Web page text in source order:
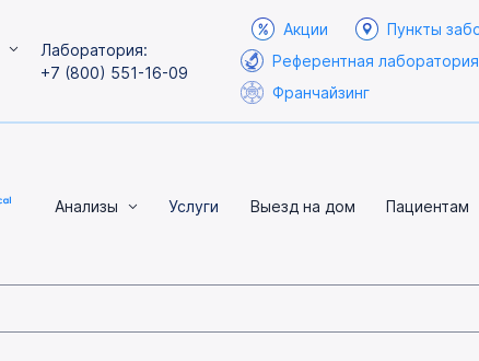
Лаборатория:
+7 (800) 551-16-09
Акции
Пункты
Референтная
Франчайзинг
Анализы Услуги Выезд на дом Пациентам